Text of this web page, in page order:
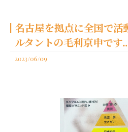
名古屋を拠点に全国で活
ルタントの毛利京申です
2023/06/09